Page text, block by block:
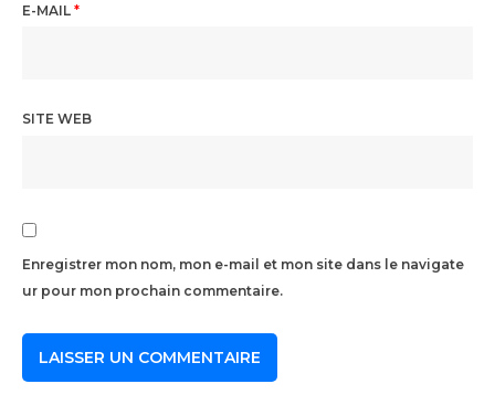
E-MAIL *
SITE WEB
Enregistrer mon nom, mon e-mail et mon site dans le navigate
ur pour mon prochain commentaire.